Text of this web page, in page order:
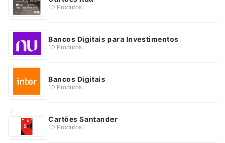
10 Produtos
Bancos Digitais para Investimentos
10 Produtos
Bancos Digitais
10 Produtos
Cartões Santander
10 Produtos